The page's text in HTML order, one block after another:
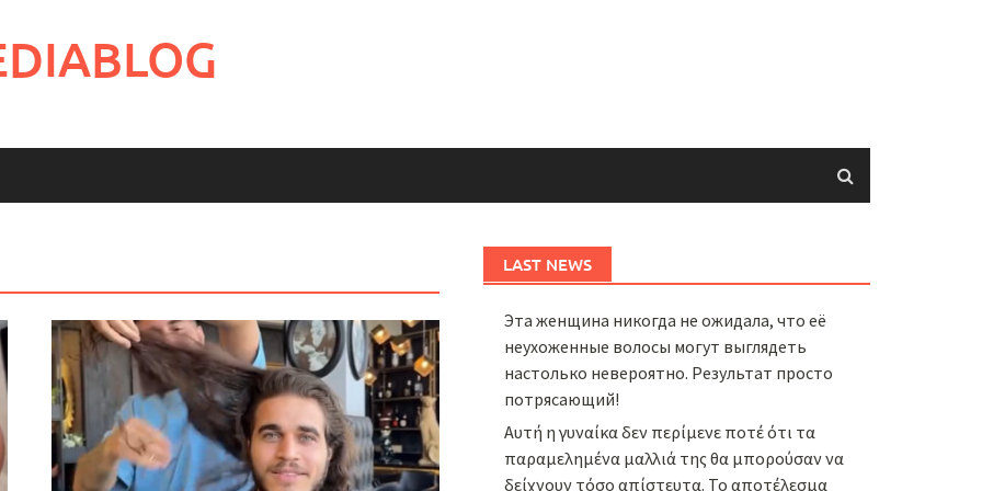
LAST NEWS
Эта женщина никогда не ожидала, что её
неухоженные волосы могут выглядеть
настолько невероятно. Результат просто
потрясающий!
Αυτή η γυναίκα δεν περίμενε ποτέ ότι τα
παραμελημένα μαλλιά της θα μπορούσαν να
δείχνουν τόσο απίστευτα. Το αποτέλεσμα